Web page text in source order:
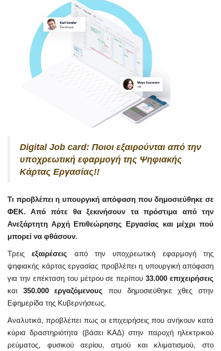
Digital Job card: Ποιοι εξαιρούνται από την
υποχρεωτική εφαρμογή της Ψηφιακής
Κάρτας Εργασίας!!
Τι προβλέπει η υπουργική απόφαση που δημοσιεύθηκε σε
ΦΕΚ. Από πότε θα ξεκινήσουν τα πρόστιμα από την
Ανεξάρτητη Αρχή Επιθεώρησης Εργασίας και μέχρι πού
μπορεί να φθάσουν.
Τρειςεξαιρέσεις από την υποχρεωτική εφαρμογή της
ψηφιακής κάρτας εργασίας προβλέπει η υπουργική απόφαση
για την επέκταση του μέτρου σε περίπου33.000 επιχειρήσεις
και 350.000 εργαζόμενους που δημοσιεύθηκε χθες στην
Εφημερίδα της Κυβερνήσεως.
Αναλυτικά, προβλέπει πως οι επιχειρήσεις που ανήκουν κατά
κύρια δραστηριότητα (βάσει ΚΑΔ) στην παροχή ηλεκτρικού
ρεύματος, φυσικού αερίου, ατμού και κλιματισμού, στο